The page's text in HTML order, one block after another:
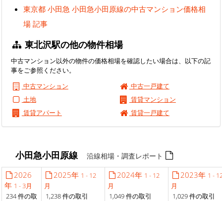
東京都 小田急 小田急小田原線の中古マンション価格相
場 記事
東北沢駅の他の物件相場
中古マンション以外の物件の価格相場を確認したい場合は、以下の記
事をご参照ください。
中古マンション
中古一戸建て
土地
賃貸マンション
賃貸アパート
賃貸一戸建て
小田急小田原線沿線相場・調査レポート
2026
年 1 - 3月
234 件の取
2025年 1 - 12
月
1,238 件の取引
2024年 1 - 12
月
1,049 件の取引
2023年 1 -
月
1,029 件の取引